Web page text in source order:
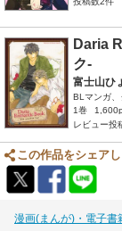
Daria
ク-
富士山ひ
BLマンガ
1巻
レビュー投
この作品をシェアし
漫画(まんが)・電子書